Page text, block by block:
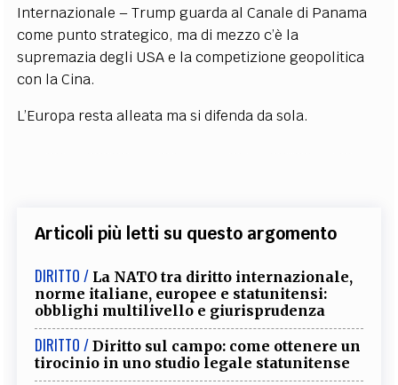
Internazionale – Trump guarda al Canale di Panama
come punto strategico, ma di mezzo c’è la
supremazia degli USA e la competizione geopolitica
con la Cina.
L’Europa resta alleata ma si difenda da sola.
Articoli più letti su questo argomento
DIRITTO / La NATO tra diritto internazionale,
norme italiane, europee e statunitensi:
obblighi multilivello e giurisprudenza
DIRITTO / Diritto sul campo: come ottenere un
tirocinio in uno studio legale statunitense